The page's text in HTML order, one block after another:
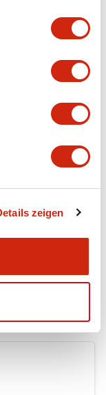
zeigen
& Standards